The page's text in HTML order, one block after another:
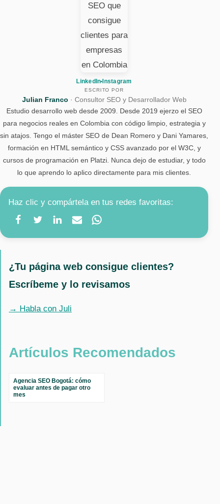
LinkedIn Instagram
ESCRITO POR
Julian Franco Consultor SEO y Desarrollador Web
Estudio desarrollo web desde 2009. Desde 2019 ejerzo el SEO
para negocios reales en Colombia con código limpio, estrategia y
sin atajos. Tengo el máster SEO de Dean Romero y Dani Yamares,
formación en HTML semántico y CSS avanzado por el W3C, y
cursos de programación en Platzi. Nunca dejo de estudiar, y todo
lo que aprendo lo aplico directamente para mis clientes.
Haz clic y compártela en tus redes favoritas:
¿Tu página web consigue clientes?
Escríbeme y lo revisamos
→ Habla con Juli
Artículos Recomendados
Agencia SEO Bogotá: cómo
evaluar antes de pagar otro
mes